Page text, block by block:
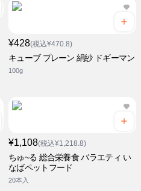
¥428(税込¥470.8)
キューブ プレーン 絹紗 ドギーマン
100g
¥1,108(税込¥1,218.8)
ちゅ~る 総合栄養食 バラエティ い
なばペットフード
20本入